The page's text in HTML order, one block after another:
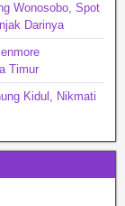
Wonosobo, Spot
Darinya
Timur
Kidul, Nikmati